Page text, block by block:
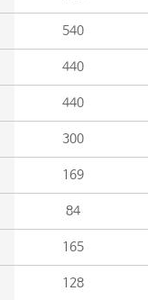
540
440
440
300
169
84
165
128